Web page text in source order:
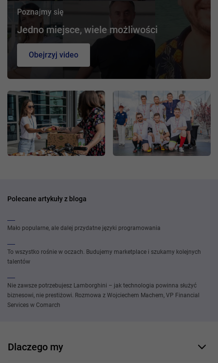
Poznajmy się
Jedno miejsce, wiele możliwości
Obejrzyj video
Polecane artykuły z bloga
Mało popularne, ale dalej przydatne języki programowania
To wszystko rośnie w oczach. Budujemy marketplace i szukamy kolejnych
talentów
Nie zawsze potrzebujesz Lamborghini – jak technologia powinna służyć
biznesowi, nie prestiżowi. Rozmowa z Wojciechem Machem, VP Financial
Services w Comarch
Dlaczego my